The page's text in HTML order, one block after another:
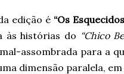
edição é “Os
às histórias do “Chico
assombrada para a
dimensão paralela,